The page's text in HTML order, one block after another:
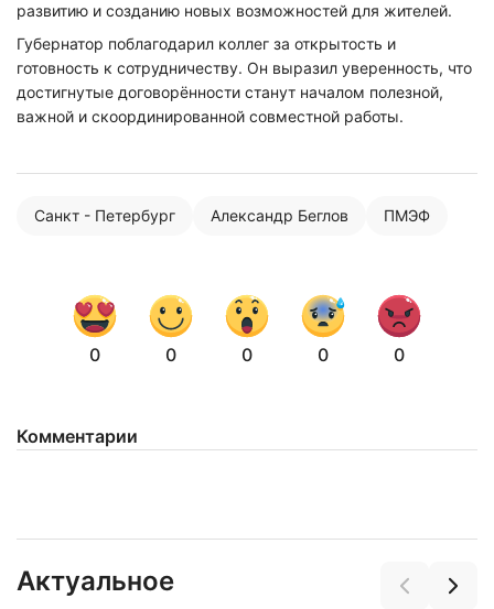
развитию и созданию новых возможностей для жителей.
Губернатор поблагодарил коллег за открытость и
готовность к сотрудничеству. Он выразил уверенность, что
достигнутые договорённости станут началом полезной,
важной и скоординированной совместной работы.
Санкт - Петербург Александр Беглов ПМЭФ
0 0 0 0 0
Комментарии
АктуальноеНажимая на кнопку "Отправить" вы